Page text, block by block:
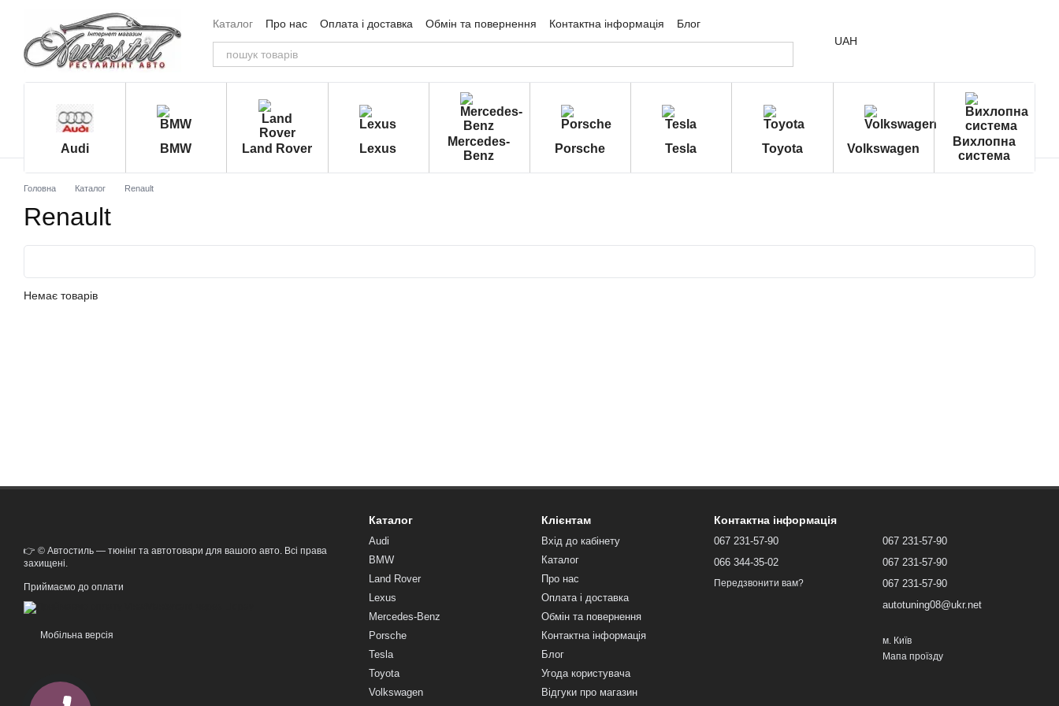
Перейти до основного контенту
Каталог
Про нас Оплата і доставка Обмін та повернення Контактна інформація
Блог
Угода користувача
Відгуки про магазин UAH
Audi BMW Land Rover Lexus
Mercedes-
Benz
Porsche Tesla Toyota Volkswagen
Вихлопна
система
Головна Каталог Renault
Renault
Немає товарів
👉 © Автостиль — тюнінг та автотовари для вашого авто. Всі права
захищені.
Приймаємо до оплати
Мобільна версія
Каталог
Audi
BMW
Land Rover
Lexus
Mercedes-Benz
Porsche
Tesla
Toyota
Volkswagen
Клієнтам
Вхід до кабінету
Каталог
Про нас
Оплата і доставка
Обмін та повернення
Контактна інформація
Блог
Угода користувача
Відгуки про магазин
Контактна інформація
067 231-57-90
066 344-35-02
Передзвонити вам?
067 231-57-90
067 231-57-90
067 231-57-90
autotuning08@ukr.net
м. Київ
Мапа проїзду